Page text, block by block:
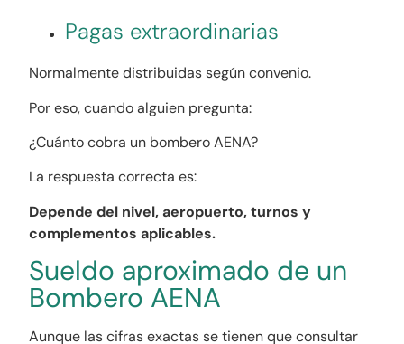
Pagas extraordinarias
Normalmente distribuidas según convenio.
Por eso, cuando alguien pregunta:
¿Cuánto cobra un bombero AENA?
La respuesta correcta es:
Depende del nivel, aeropuerto, turnos y
complementos aplicables.
Sueldo aproximado de un
Bombero AENA
Aunque las cifras exactas se tienen que consultar